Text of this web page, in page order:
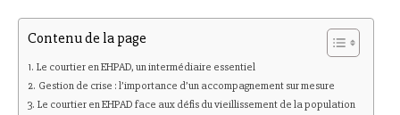
Contenu de la page
Le courtier en EHPAD, un intermédiaire essentiel
Gestion de crise : l’importance d’un accompagnement sur mesure
Le courtier en EHPAD face aux défis du vieillissement de la population